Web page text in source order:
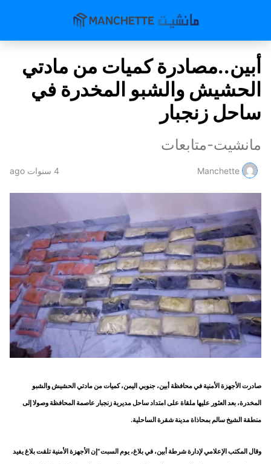
أبين..مصادرة كميات من مادتي
الحشيش والشبو المخدرة في
ساحل زنجبار
مانشيت-متابعات
Manchette 4 سنوات ago
صادرت الأجهزة الأمنية في محافظة أبين، جنوبي اليمن، كميات من مادتي الحشيش والشبو
المخدرة، بعد العثور عليها ملقاة على امتداد ساحل مديرية زنجبار عاصمة المحافظة وصولا إلى
منطقة الشيخ سالم بمحاذاة مدينة شقرة الساحلية.
وقال المكتب الإعلامي لإدارة شرطة أبين، في بلاغ، يوم السبت”إن الأجهزة الأمنية تلقت بلاغ يفيد